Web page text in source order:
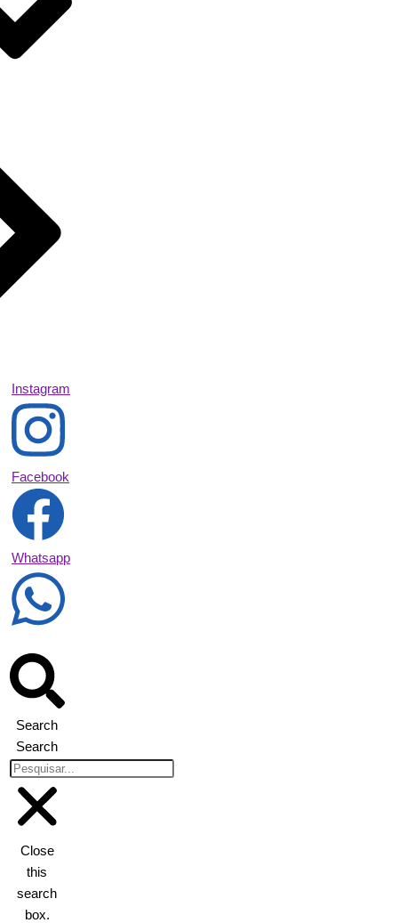
Instagram
Facebook
Whatsapp
Search
Search
Close
this
search
box.